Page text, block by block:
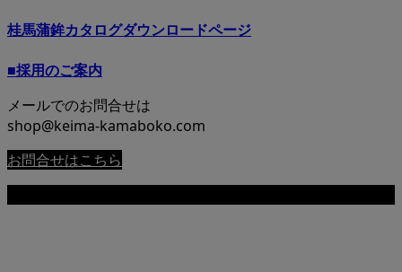
桂馬蒲鉾カタログダウンロードページ
■採用のご案内
メールでのお問合せは
shop@keima-kamaboko.com
お問合せはこちら